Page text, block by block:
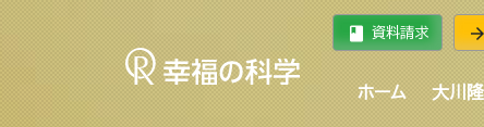
book 資料請求 arrow_forward
ホーム 大川